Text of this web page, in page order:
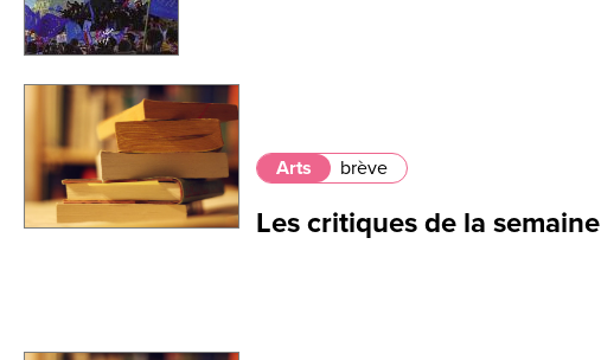
Arts brève
Les critiques de la semaine